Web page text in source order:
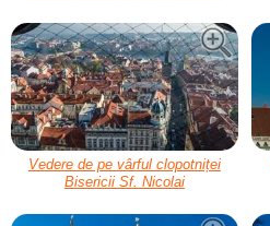
Vedere de pe vârful clopotniței
Bisericii Sf. Nicolai